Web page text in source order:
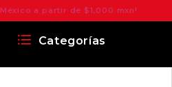
México a partir de $1,000 mxn!
Categorías